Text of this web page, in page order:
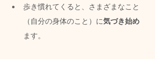
歩き慣れてくると、さまざまなこと
（自分の身体のこと）に気づき始め
ます。